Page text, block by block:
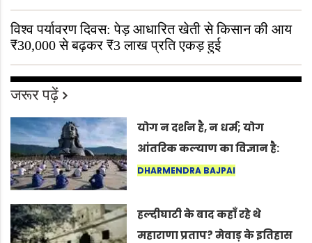
विश्व पर्यावरण दिवस: पेड़ आधारित खेती से किसान की आय
₹30,000 से बढ़कर ₹3 लाख प्रति एकड़ हुई
जरूर पढ़ें
योग न दर्शन है, न धर्म; योग
आंतरिक कल्याण का विज्ञान है:
अंतरराष्ट्रीय योग दिवस 2026 पर
DHARMENDRA BAJPAI
हल्दीघाटी के बाद कहाँ रहे थे
महाराणा प्रताप? मेवाड़ के इतिहास